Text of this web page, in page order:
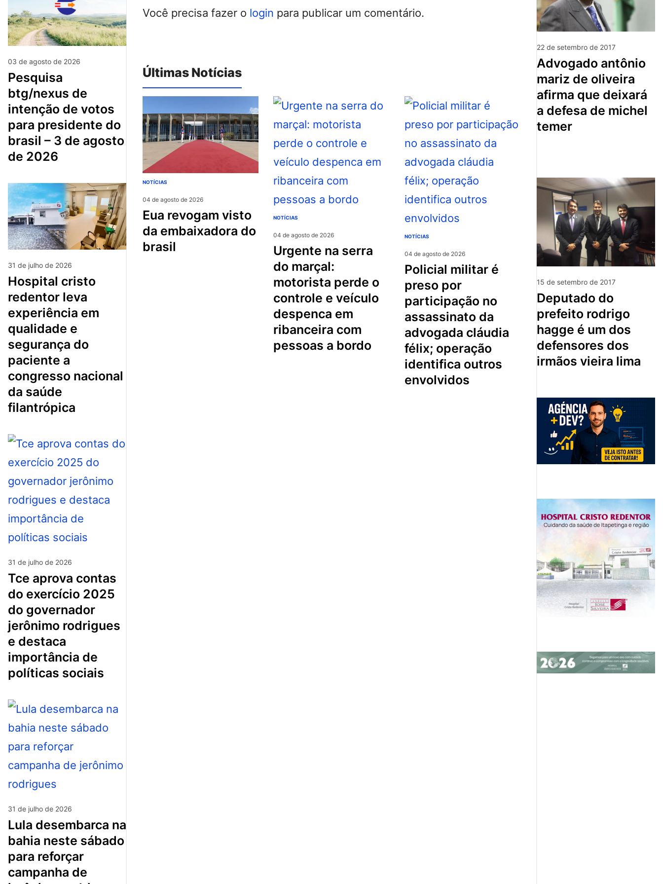
03 de agosto de 2026
pesquisa
btg/nexus de
intenção de votos
para presidente do
brasil – 3 de agosto
de 2026
31 de julho de 2026
hospital cristo
redentor leva
experiência em
qualidade e
segurança do
paciente a
congresso nacional
da saúde
filantrópica
31 de julho de 2026
tce aprova contas
do exercício 2025
do governador
jerônimo rodrigues
e destaca
importância de
políticas sociais
31 de julho de 2026
lula desembarca na
bahia neste sábado
para reforçar
campanha de
Você precisa fazer o login para publicar um comentário.
Últimas Notícias
NOTÍCIAS
04 de agosto de 2026
eua revogam visto
da embaixadora do
brasil
NOTÍCIAS
04 de agosto de 2026
urgente na serra
do marçal:
motorista perde o
controle e veículo
despenca em
ribanceira com
pessoas a bordo
NOTÍCIAS
04 de agosto de 2026
policial militar é
preso por
participação no
assassinato da
advogada cláudia
félix; operação
identifica outros
envolvidos
22 de setembro de 2017
advogado antônio
mariz de oliveira
afirma que deixará
a defesa de michel
temer
15 de setembro de 2017
deputado do
prefeito rodrigo
hagge é um dos
defensores dos
irmãos vieira lima